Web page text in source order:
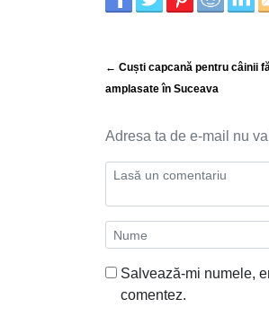
← Cuști capcană pentru câinii
amplasate în Suceava
Adresa ta de e-mail nu
Salvează-mi numele,
comentez.